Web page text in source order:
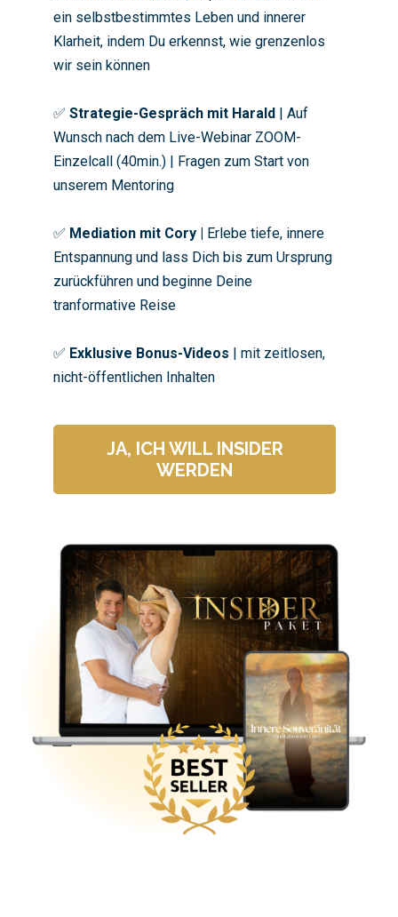
ein selbstbestimmtes Leben und innerer
Klarheit, indem Du erkennst, wie grenzenlos
wir sein können
✅ Strategie-Gespräch mit Harald | Auf
Wunsch nach dem Live-Webinar ZOOM-
Einzelcall (40min.) | Fragen zum Start von
unserem Mentoring
✅ Mediation mit Cory | Erlebe tiefe, innere
Entspannung und lass Dich bis zum Ursprung
zurückführen und beginne Deine
tranformative Reise
✅ Exklusive Bonus-Videos | mit zeitlosen,
nicht-öffentlichen Inhalten
JA, ICH WILL INSIDER
WERDEN